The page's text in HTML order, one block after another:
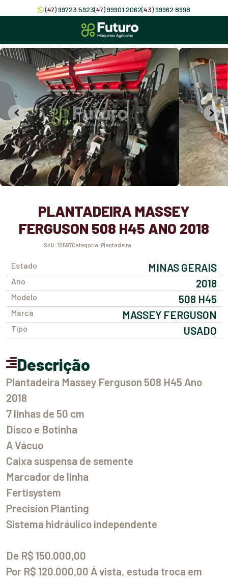
(47) 99723.5923(47) 99901.2062(43) 99962.8998
PLANTADEIRA MASSEY
FERGUSON 508 H45 ANO 2018
SKU: 18587 Categoria: Plantadeira
Estado MINAS GERAIS
Ano 2018
Modelo 508 H45
Marca MASSEY FERGUSON
Tipo USADO
Descrição
Plantadeira Massey Ferguson 508 H45 Ano
2018
7 linhas de 50 cm
Disco e Botinha
A Vácuo
Caixa suspensa de semente
Marcador de linha
Fertisystem
Precision Planting
Sistema hidráulico independente
De R$ 150.000,00
Por R$ 120.000,00 À vista, estuda troca em